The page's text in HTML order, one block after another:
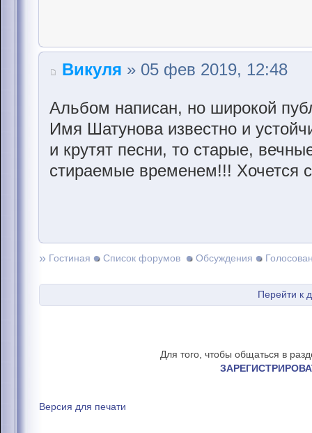
Викуля » 05 фев 2019, 12:48
Альбом написан, но широкой
Имя Шатунова известно и
и крутят песни, то старые,
стираемые временем!!! Хочется
» Гостиная Список форумов Обсуждения
Перейти к
Для того, чтобы общаться в
Версия для печати